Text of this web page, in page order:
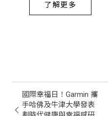
了解更多
國際幸福日！Garmin 攜
手哈佛及牛津大學發表